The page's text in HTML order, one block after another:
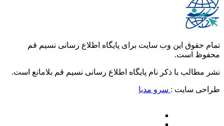
تمام حقوق این وب سایت برای پایگاه اطلاع رسانی نسیم قم
محفوظ است.
نشر مطالب با ذکر نام پایگاه اطلاع رسانی نسیم قم بلامانع است.
طراحی سایت : سرو مدیا